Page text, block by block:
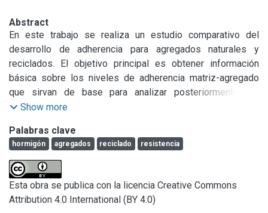
Abstract
En este trabajo se realiza un estudio comparativo del
desarrollo de adherencia para agregados naturales y
reciclados. El objetivo principal es obtener información
básica sobre los niveles de adherencia matriz-agregado
que sirvan de base para analizar posteriormente los
mecanismos de fractura en hormigón reciclado. Este
considera el creciente interés en el reciclado de materiales
para la construcción. Las variables analizadas incluyen,
entre otras, las características de las superficies de
adherencia (fracturadas o cortadas) y los niveles de
resistencia tanto de la matriz como del hormigón de origen
de los agregados reciclados.
Show more
Palabras clave
hormigón agregados reciclado resistencia
Esta obra se publica con la licencia Creative Commons
Attribution 4.0 International (BY 4.0)